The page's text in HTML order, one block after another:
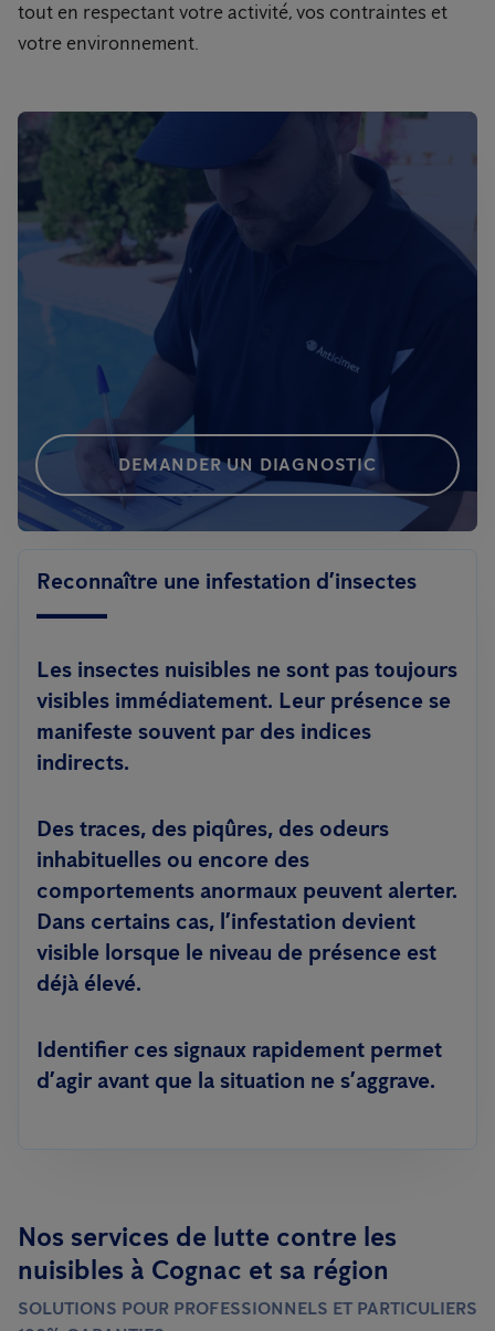
tout en respectant votre activité, vos contraintes et
votre environnement.
DEMANDER UN DIAGNOSTIC
Reconnaître une infestation d’insectes
Les insectes nuisibles ne sont pas toujours
visibles immédiatement. Leur présence se
manifeste souvent par des indices
indirects.
Des traces, des piqûres, des odeurs
inhabituelles ou encore des
comportements anormaux peuvent alerter.
Dans certains cas, l’infestation devient
visible lorsque le niveau de présence est
déjà élevé.
Identifier ces signaux rapidement permet
d’agir avant que la situation ne s’aggrave.
Nos services de lutte contre les
nuisibles à Cognac et sa région
SOLUTIONS POUR PROFESSIONNELS ET PARTICULIERS